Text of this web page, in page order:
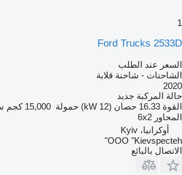
1
Ford Trucks 2533D
السعر عند الطلب
الشاحنات - شاحنة قلابة
2020
حالة المركبة جديد
القوة 16.33 حصان (12 kW) حمولة 15,000 كجم
المحاور 6x2
أوكرانيا، Kyiv
OOO "Kievspecteh"
الاتصال بالبائع